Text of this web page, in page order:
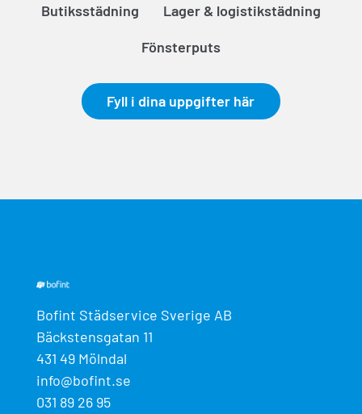
Butiksstädning Lager & logistikstädning
Fönsterputs
Fyll i dina uppgifter här
Bofint Städservice Sverige AB
Bäckstensgatan 11
431 49 Mölndal
info@bofint.se
031 89 26 95